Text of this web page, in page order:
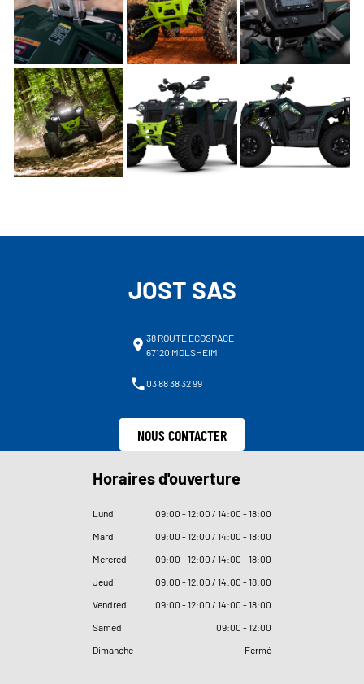
JOST SAS
38 ROUTE ECOSPACE
67120 MOLSHEIM
03 88 38 32 99
NOUS CONTACTER
Horaires d'ouverture
Lundi 09:00 - 12:00 / 14:00 - 18:00
Mardi
09:00 - 12:00 / 14:00 - 18:00
Mercredi
09:00 - 12:00 / 14:00 - 18:00
Jeudi
09:00 - 12:00 / 14:00 - 18:00
Vendredi
09:00 - 12:00 / 14:00 - 18:00
Samedi
09:00 - 12:00
Dimanche
Fermé